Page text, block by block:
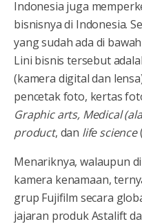
Indonesia juga
bisnisnya di Indonesia.
yang sudah ada di
Lini bisnis tersebut
(kamera digital dan
pencetak foto, kertas
Graphic arts, Medical
product, dan life science
Menariknya, walaupun
kamera kenamaan,
grup Fujifilm secara
jajaran produk Astalift